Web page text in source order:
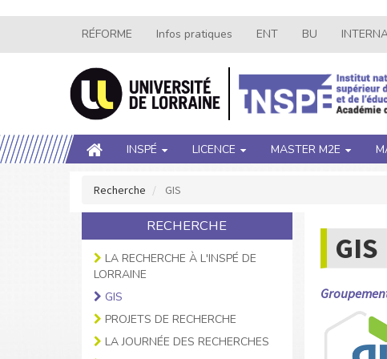
contenu
Navigation
secondaire
RÉFORME Infos pratiques ENT BU
Main
navigation
INSPÉ LICENCE MASTER M2E
Recherche GIS
RECHERCHE
LA RECHERCHE À L'INSPÉ DE
LORRAINE
GIS
PROJETS DE RECHERCHE
LA JOURNÉE DES RECHERCHES
GIS